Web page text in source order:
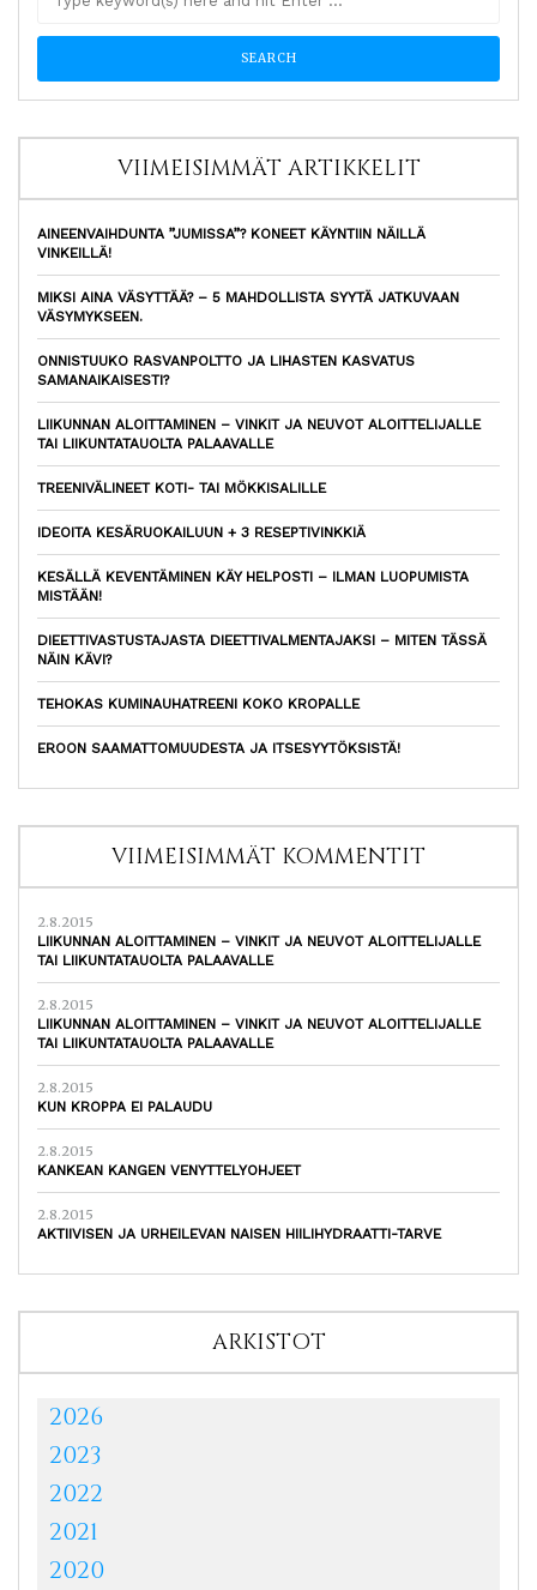
VIIMEISIMMÄT ARTIKKELIT
AINEENVAIHDUNTA ”JUMISSA”? KONEET KÄYNTIIN NÄILLÄ
VINKEILLÄ!
MIKSI AINA VÄSYTTÄÄ? – 5 MAHDOLLISTA SYYTÄ JATKUVAAN
VÄSYMYKSEEN.
ONNISTUUKO RASVANPOLTTO JA LIHASTEN KASVATUS
SAMANAIKAISESTI?
LIIKUNNAN ALOITTAMINEN – VINKIT JA NEUVOT ALOITTELIJALLE
TAI LIIKUNTATAUOLTA PALAAVALLE
TREENIVÄLINEET KOTI- TAI MÖKKISALILLE
IDEOITA KESÄRUOKAILUUN + 3 RESEPTIVINKKIÄ
KESÄLLÄ KEVENTÄMINEN KÄY HELPOSTI – ILMAN LUOPUMISTA
MISTÄÄN!
DIEETTIVASTUSTAJASTA DIEETTIVALMENTAJAKSI – MITEN TÄSSÄ
NÄIN KÄVI?
TEHOKAS KUMINAUHATREENI KOKO KROPALLE
EROON SAAMATTOMUUDESTA JA ITSESYYTÖKSISTÄ!
VIIMEISIMMÄT KOMMENTIT
2.8.2015
LIIKUNNAN ALOITTAMINEN – VINKIT JA NEUVOT ALOITTELIJALLE
TAI LIIKUNTATAUOLTA PALAAVALLE
2.8.2015
LIIKUNNAN ALOITTAMINEN – VINKIT JA NEUVOT ALOITTELIJALLE
TAI LIIKUNTATAUOLTA PALAAVALLE
2.8.2015
KUN KROPPA EI PALAUDU
2.8.2015
KANKEAN KANGEN VENYTTELYOHJEET
2.8.2015
AKTIIVISEN JA URHEILEVAN NAISEN HIILIHYDRAATTI-TARVE
ARKISTOT
2026
2023
2022
2021
2020